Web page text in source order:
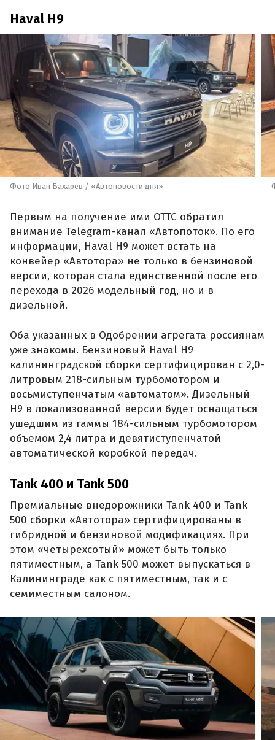
Haval H9
Фото Иван Бахарев / «Автоновости дня»
Первым на получение ими ОТТС обратил
внимание Telegram-канал «Автопоток». По его
информации, Haval H9 может встать на
конвейер «Автотора» не только в бензиновой
версии, которая стала единственной после его
перехода в 2026 модельный год, но и в
дизельной.
Оба указанных в Одобрении агрегата россиянам
уже знакомы. Бензиновый Haval H9
калининградской сборки сертифицирован с 2,0-
литровым 218-сильным турбомотором и
восьмиступенчатым «автоматом». Дизельный
H9 в локализованной версии будет оснащаться
ушедшим из гаммы 184-сильным турбомотором
объемом 2,4 литра и девятиступенчатой
автоматической коробкой передач.
Tank 400 и Tank 500
Премиальные внедорожники Tank 400 и Tank
500 сборки «Автотора» сертифицированы в
гибридной и бензиновой модификациях. При
этом «четырехсотый» может быть только
пятиместным, а Tank 500 может выпускаться в
Калининграде как с пятиместным, так и с
семиместным салоном.